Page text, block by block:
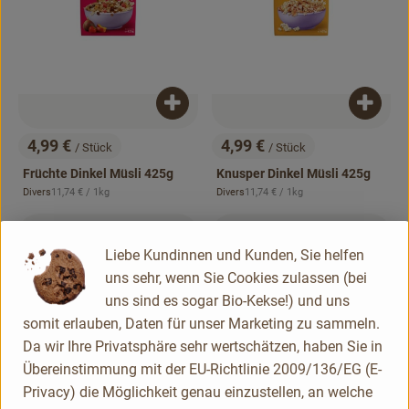
, Preis:
4,99 € / Stück
Früchte Dinkel Müsli 425g
, Herkunft:
Divers, Referenzpreis:
11,74 € / 1kg
Produkt zum Warenkorb hinzufügen
, Preis:
4,99 € / Stück
Knusper Dinkel Müsli 425g
, Herkunft:
Divers, Referenzpreis:
11,74 € / 1kg
Produkt zum Warenkorb hinzufügen
, Kontrollstelle:
DE-ÖKO-007
Liebe Kundinnen und Kunden, Sie helfen
uns sehr, wenn Sie Cookies zulassen (bei
uns sind es sogar Bio-Kekse!) und uns
somit erlauben, Daten für unser Marketing zu sammeln.
Da wir Ihre Privatsphäre sehr wertschätzen, haben Sie in
Übereinstimmung mit der EU-Richtlinie 2009/136/EG (E-
Privacy) die Möglichkeit genau einzustellen, an welche